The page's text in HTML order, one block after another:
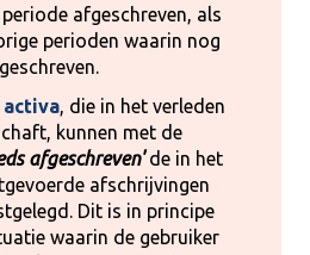
afgeschreven, als
perioden waarin nog
activa, die in het verleden
kunnen met de
afgeschreven'de in het
afschrijvingen
Dit is in principe
waarin de gebruiker